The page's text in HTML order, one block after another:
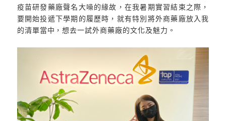
疫苗研發藥廠聲名大噪的緣故，在我暑期實習結束之際，
要開始投遞下學期的履歷時，就有特別將外商藥廠放入我
的清單當中，想去一試外商藥廠的文化及魅力。